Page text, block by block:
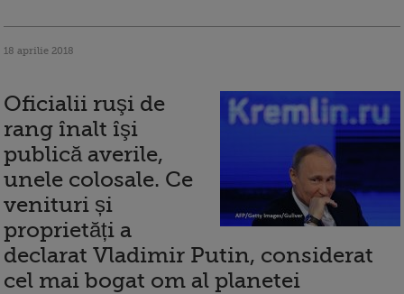
18 aprilie 2018
Oficialii ruşi de
rang înalt îşi
publică averile,
unele colosale. Ce
venituri și
proprietăți a
declarat Vladimir Putin, considerat
cel mai bogat om al planetei